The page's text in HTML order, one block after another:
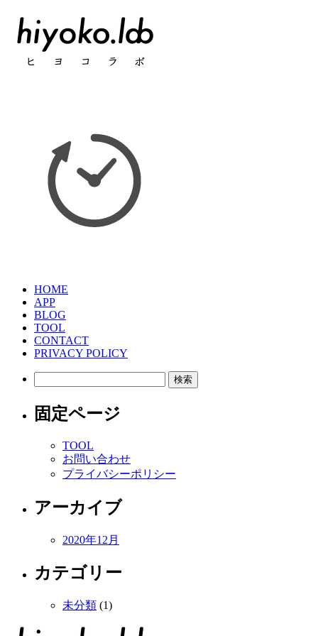
HOME
APP
BLOG
TOOL
CONTACT
PRIVACY POLICY
固定ページ
TOOL
お問い合わせ
プライバシーポリシー
アーカイブ
2020年12月
カテゴリー
未分類 (1)